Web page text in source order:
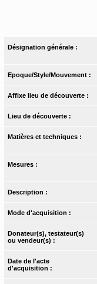
Désignation générale :
Epoque/Style/Mouvement :
Affixe lieu de découverte :
Lieu de découverte :
Matières et techniques :
Mesures :
Description :
Mode d'acquisition :
Donateur(s), testateur(s)
ou vendeur(s) :
Date de l'acte
d'acquisition :